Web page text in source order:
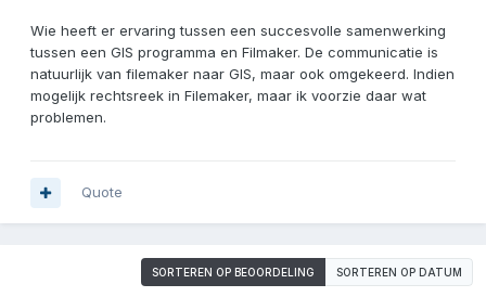
Wie heeft er ervaring tussen een succesvolle samenwerking
tussen een GIS programma en Filmaker. De communicatie is
natuurlijk van filemaker naar GIS, maar ook omgekeerd. Indien
mogelijk rechtsreek in Filemaker, maar ik voorzie daar wat
problemen.
Quote
SORTEREN OP BEOORDELING SORTEREN OP DATUM